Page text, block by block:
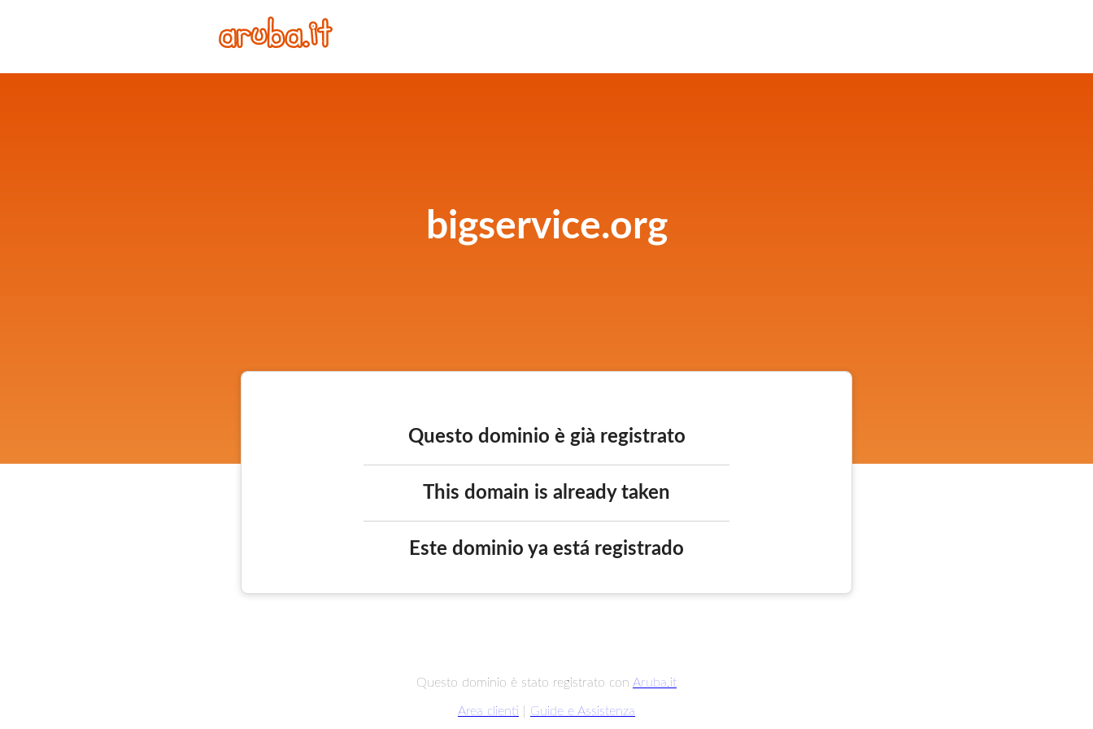
bigservice.org
Questo dominio è già registrato
This domain is already taken
Este dominio ya está registrado
Questo dominio è stato registrato con Aruba.it
Area clienti Guide e Assistenza